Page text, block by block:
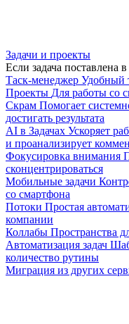
Задачи и проекты
Если задача поставлена
Таск-менеджер Удобный
Проекты Для работы со
Скрам Помогает
достигать результата
AI в Задачах Ускоряет
и проанализирует
Фокусировка внимания
сконцентрироваться
Мобильные задачи
со смартфона
Потоки Простая
компании
Коллабы Пространства
Автоматизация задач
количество рутины
Миграция из других